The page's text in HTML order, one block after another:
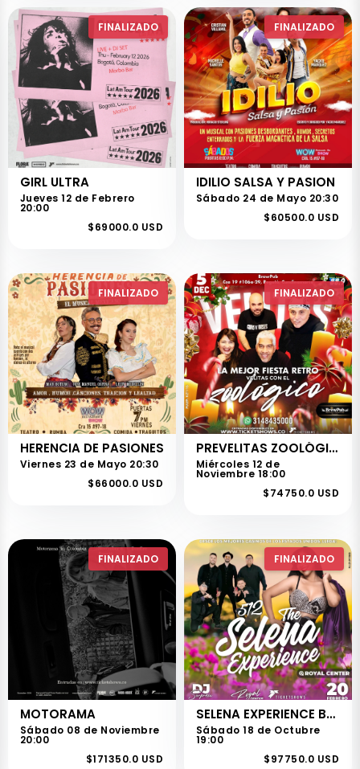
FINALIZADO
GIRL ULTRA
Jueves 12 de Febrero
20:00
$69000.0 USD
FINALIZADO
IDILIO SALSA Y PASION
Sábado 24 de Mayo 20:30
$60500.0 USD
FINALIZADO
HERENCIA DE PASIONES
Viernes 23 de Mayo 20:30
$66000.0 USD
FINALIZADO
PREVELITAS ZOOLÓGICO
Miércoles 12 de
Noviembre 18:00
$74750.0 USD
FINALIZADO
MOTORAMA
Sábado 08 de Noviembre
20:00
$171350.0 USD
FINALIZADO
SELENA EXPERIENCE BOGOTÁ
Sábado 18 de Octubre
19:00
$97750.0 USD